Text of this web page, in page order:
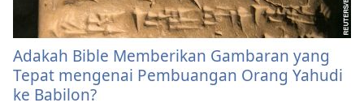
Adakah Bible Memberikan Gambaran yang
Tepat mengenai Pembuangan Orang Yahudi
ke Babilon?